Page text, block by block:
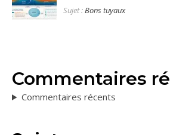
Sujet :Bons tuyaux
Commentaires
Commentaires récents